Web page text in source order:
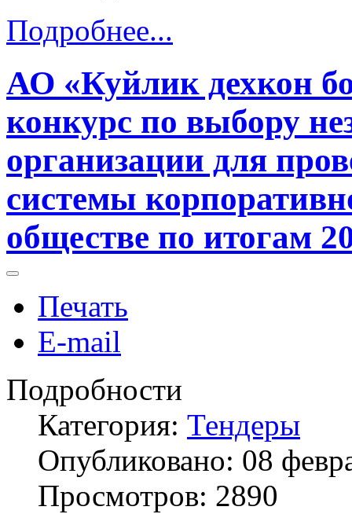
Подробнее...
АО «Куйлик дехкон
конкурс по выбору
организации для
системы
обществе по итогам
Печать
E-mail
Подробности
Категория: Тендеры
Опубликовано: 08
Просмотров: 2890